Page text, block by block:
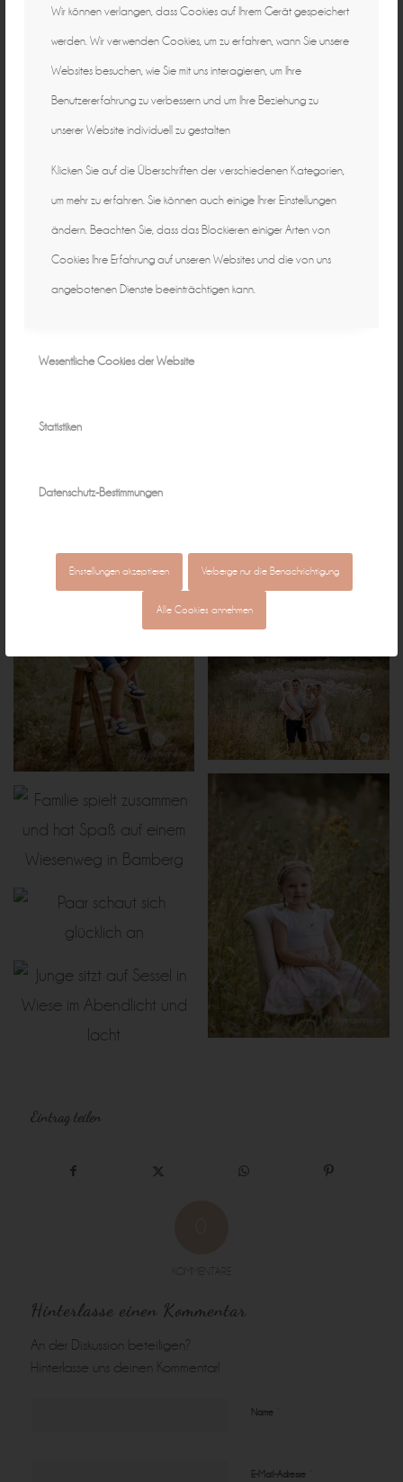
Wir können verlangen, dass Cookies auf Ihrem Gerät gespeichert
werden. Wir verwenden Cookies, um zu erfahren, wann Sie unsere
Websites besuchen, wie Sie mit uns interagieren, um Ihre
Benutzererfahrung zu verbessern und um Ihre Beziehung zu
unserer Website individuell zu gestalten
Klicken Sie auf die Überschriften der verschiedenen Kategorien,
um mehr zu erfahren. Sie können auch einige Ihrer Einstellungen
ändern. Beachten Sie, dass das Blockieren einiger Arten von
Cookies Ihre Erfahrung auf unseren Websites und die von uns
angebotenen Dienste beeinträchtigen kann.
Wesentliche Cookies der Website
Statistiken
Datenschutz-Bestimmungen
Einstellungen akzeptieren Verberge nur die Benachrichtigung
Alle Cookies annehmen
Eintrag teilen
Hinterlasse einen Kommentar
An der Diskussion beteiligen?
Hinterlasse uns deinen Kommentar!
Name
E-Mail-Adresse